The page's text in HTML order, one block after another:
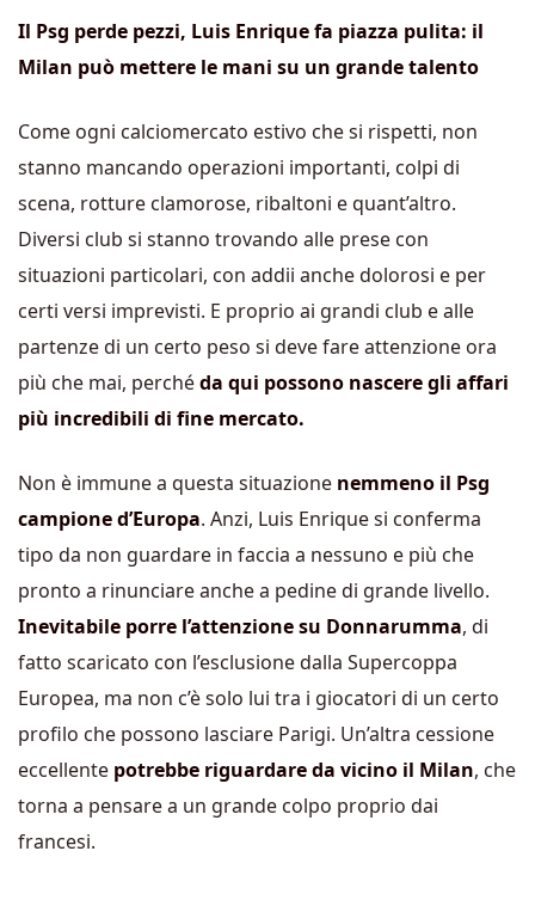
Il Psg perde pezzi, Luis Enrique fa piazza pulita: il
Milan può mettere le mani su un grande talento
Come ogni calciomercato estivo che si rispetti, non
stanno mancando operazioni importanti, colpi di
scena, rotture clamorose, ribaltoni e quant’altro.
Diversi club si stanno trovando alle prese con
situazioni particolari, con addii anche dolorosi e per
certi versi imprevisti. E proprio ai grandi club e alle
partenze di un certo peso si deve fare attenzione ora
più che mai, perchéda qui possono nascere gli affari
più incredibili di fine mercato.
Non è immune a questa situazione nemmeno il Psg
campione d’Europa. Anzi, Luis Enrique si conferma
tipo da non guardare in faccia a nessuno e più che
pronto a rinunciare anche a pedine di grande livello.
Inevitabile porre l’attenzione su Donnarumma, di
fatto scaricato con l’esclusione dalla Supercoppa
Europea, ma non c’è solo lui tra i giocatori di un certo
profilo che possono lasciare Parigi. Un’altra cessione
eccellente potrebbe riguardare da vicino il Milan, che
torna a pensare a un grande colpo proprio dai
francesi.